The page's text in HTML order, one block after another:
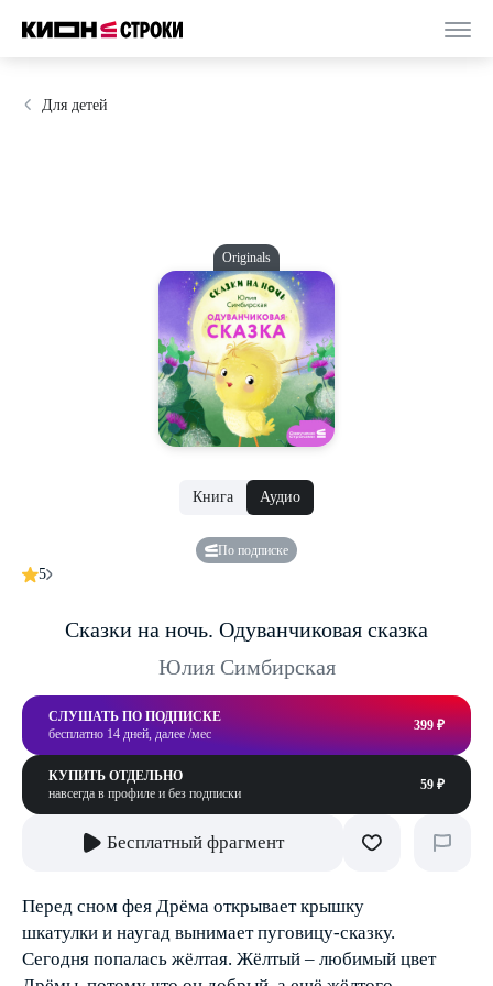
Для детей
Книга Аудио
По подписке
5
Сказки на ночь. Одуванчиковая сказка
Юлия Симбирская
СЛУШАТЬ ПО ПОДПИСКЕ
бесплатно 14 дней, далее /мес
399 ₽
КУПИТЬ ОТДЕЛЬНО
навсегда в профиле и без подписки
59 ₽
Бесплатный фрагмент
Перед сном фея Дрёма открывает крышку
шкатулки и наугад вынимает пуговицу-сказку.
Сегодня попалась жёлтая. Жёлтый – любимый цвет
Originals